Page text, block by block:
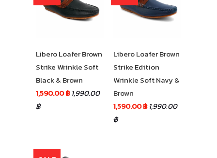
Libero Loafer Brown
Strike Wrinkle Soft
Black & Brown
1,590.00 ฿1,990.00
฿
Libero Loafer Brown
Strike Edition
Wrinkle Soft Navy &
Brown
1,590.00 ฿1,990.00
฿